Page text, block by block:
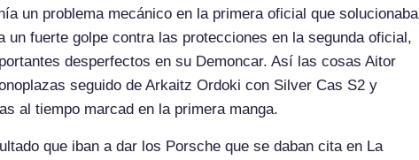
un problema mecánico en la primera oficial que solucionaba
un fuerte golpe contra las protecciones en la segunda oficial,
desperfectos en su Demoncar. Así las cosas Aitor
seguido de Arkaitz Ordoki con Silver Cas S2 y
al tiempo marcad en la primera manga.
que iban a dar los Porsche que se daban cita en La